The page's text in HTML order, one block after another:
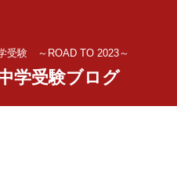
受験 ～ROAD TO 2023～
学受験ブログ